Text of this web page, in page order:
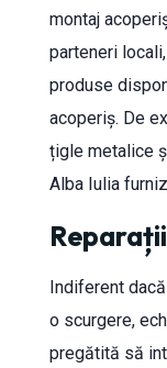
montaj
parteneri
produse
acoperiș. De
țigle metalice
Alba Iulia
Indiferent
o scurgere,
pregătită să